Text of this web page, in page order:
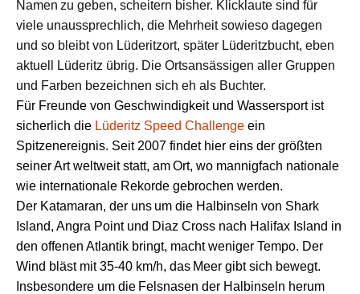
Namen zu geben, scheitern bisher. Klicklaute sind für
viele unaussprechlich, die Mehrheitsowieso dagegen
und so bl eibtvon Lüderitzort, später Lüderitzbucht, eben
aktuell
Lüderitz übrig. Die Ortsansässigen aller Gruppen
und Farben bezeichnen sich eh als Buchter.
Für Freunde von Geschwindigkeit und Wassersport ist
sicherlich die Lüderitz Speed Challenge ein
Spitzenereignis. Seit 2007 findet hier eins der größten
seiner Art weltweitstatt, amOrt, wo mannigfach nationale
wie internationale Rekorde gebrochen werden.
Der Katamaran, der uns um die Halbinseln von Shark
Island, Angra Point und Diaz Cross nach Halifax I sland in
den offenen Atlantik bringt, macht weniger Tempo. Der
Wind bläst mit 35-40 km/h, das Meer gibt sich bewegt.
Insbesondere um die Felsnasen der Halbinseln herum